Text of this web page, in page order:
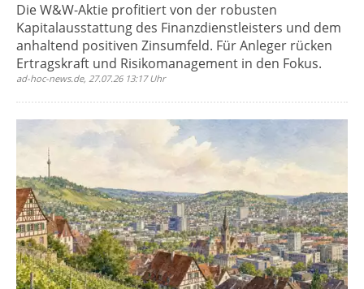
Die W&W-Aktie profitiert von der robusten
Kapitalausstattung des Finanzdienstleisters und dem
anhaltend positiven Zinsumfeld. Für Anleger rücken
Ertragskraft und Risikomanagement in den Fokus.
ad-hoc-news.de, 27.07.26 13:17 Uhr